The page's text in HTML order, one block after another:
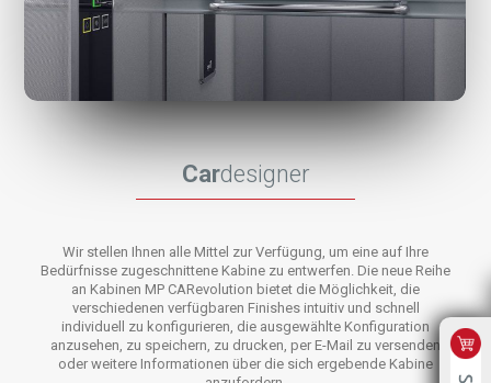
Cardesigner
Wir stellen Ihnen alle Mittel zur Verfügung, um eine auf Ihre
Bedürfnisse zugeschnittene Kabine zu entwerfen. Die neue Reihe
an Kabinen MP CARevolution bietet die Möglichkeit, die
verschiedenen verfügbaren Finishes intuitiv und schnell
individuell zu konfigurieren, die ausgewählte Konfiguration
anzusehen, zu speichern, zu drucken, per E-Mail zu versenden
oder weitere Informationen über die sich ergebende Kabine